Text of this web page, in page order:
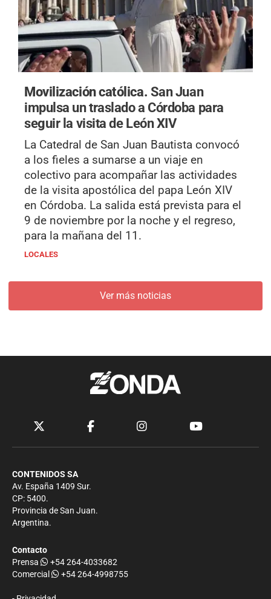
Movilización católica. San Juan
impulsa un traslado a Córdoba para
seguir la visita de León XIV
La Catedral de San Juan Bautista convocó
a los fieles a sumarse a un viaje en
colectivo para acompañar las actividades
de la visita apostólica del papa León XIV
en Córdoba. La salida está prevista para el
9 de noviembre por la noche y el regreso,
para la mañana del 11.
LOCALES
Ver más noticias
CONTENIDOS SA
Av. España 1409 Sur.
CP: 5400.
Provincia de San Juan.
Argentina.
Contacto
Prensa
+54 264-4033682
Comercial
+54 264-4998755